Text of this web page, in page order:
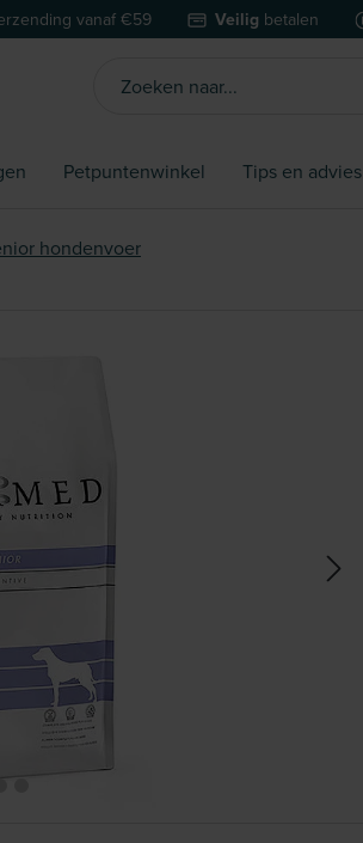
vanaf €59 Veilig betalen
Petpuntenwinkel Tips en advies
hondenvoer